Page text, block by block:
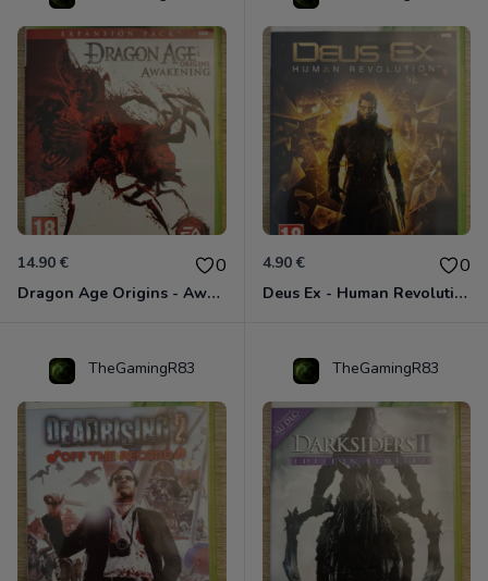
14.90 € 0
Dragon Age Origins - Awakening Xbox 360
4.90 € 0
Deus Ex - Human Revolution Xbox 360
TheGamingR83 TheGamingR83